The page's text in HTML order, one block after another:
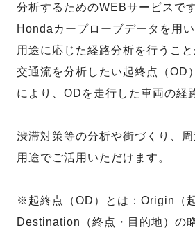
分析するためのWEBサービスです
Hondaカープローブデータを用
用途に応じた経路分析を行うこと
交通流を分析したい起終点（OD
により、ODを走行した車両の経
渋滞対策等の分析や街づくり、
用途でご活用いただけます。
※起終点（OD）とは：Origin（
Destination（終点・目的地）の